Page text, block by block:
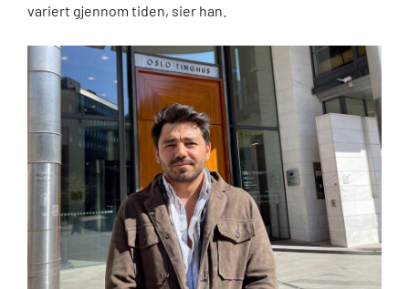
variert gjennom tiden, sier han.